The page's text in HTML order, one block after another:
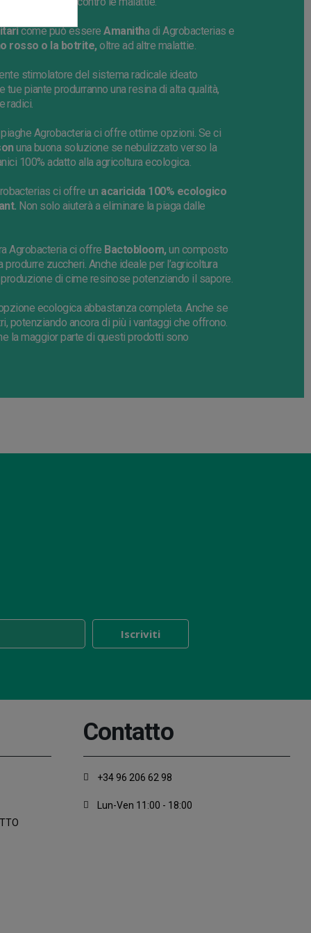
come può essereAmanithadiAgrobacterias e
rosso o la botrite,oltre ad altre malattie.
stimolatore del sistema radicale ideato
piante produrranno una resina di alta qualità,
radici.
Agrobacteriaci offre ottime opzioni. Se ci
una buona soluzione se nebulizzato verso la
100% adatto alla agricoltura ecologica.
ci offre un acaricida 100% ecologico
. Non solo aiuterà a eliminare la piaga dalle
Agrobacteriaci offre Bactobloom,un composto
zuccheri. Anche ideale per l’agricoltura
di cime resinose potenziando il sapore.
ecologica abbastanza completa. Anche se
potenziando ancora di più i vantaggi che offrono.
la maggior parte di questi prodotti sono
Contatto
+34 96 206 62 98
Lun-Ven 11:00 - 18:00